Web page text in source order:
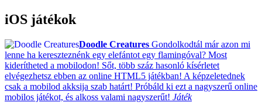
iOS játékok
Doodle Creatures Gondolkodtál már azon mi
lenne ha kereszteznénk egy elefántot egy flamingóval? Most
kiderítheted a mobilodon! Sőt, több száz hasonló kísérletet
elvégezhetsz ebben az online HTML5 játékban! A képzeletednek
csak a mobilod akksija szab határt! Próbáld ki ezt a nagyszerű online
mobilos játékot, és alkoss valami nagyszerűt! Játék